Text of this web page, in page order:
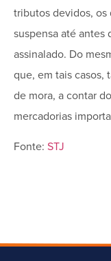
tributos devidos,
suspensa até antes
assinalado. Do
que, em tais casos,
de mora, a contar
mercadorias
Fonte: STJ